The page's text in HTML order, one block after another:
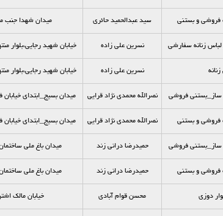
فروشی و بستنی سيد عبدالحميد حائري ميدان شهدا جنب
لباس زنانه سفارشي نسرين علی زاده خيابان شهيد رجايی،بلوار
نسرين علی زاده خيابان شهيد رجايی،بلوار
ساز_بستني فروشي نصرالله محمدی نژاد قرایي میدان بسيج_ابتدای
فروشی و بستنی نصرالله محمدی نژاد قرایي میدان بسيج_ابتدای
ساز_بستني فروشي حميدرضا دراني زند ميدان باغ ملي
فروشی و بستنی حميدرضا دراني زند ميدان باغ ملي
دوزي محسن قوام آبادی خيابان مالک